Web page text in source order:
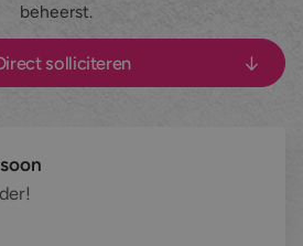
beheerst.
solliciteren